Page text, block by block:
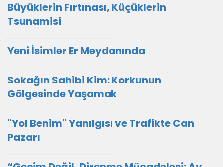
Büyüklerin Fırtınası, Küçüklerin
Tsunamisi
Yeni İsimler Er Meydanında
Sokağın Sahibi Kim: Korkunun
Gölgesinde Yaşamak
"Yol Benim" Yanılgısı ve Trafikte Can
Pazarı